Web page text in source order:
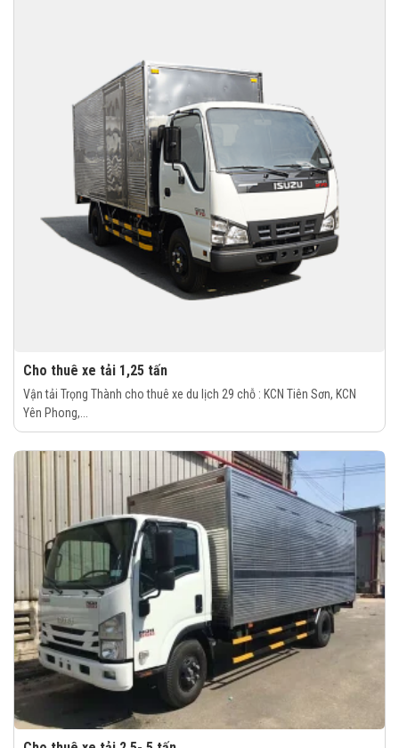
Cho thuê xe tải 1,25 tấn
Vận tải Trọng Thành cho thuê xe du lịch 29 chỗ : KCN Tiên Sơn, KCN
Yên Phong,...